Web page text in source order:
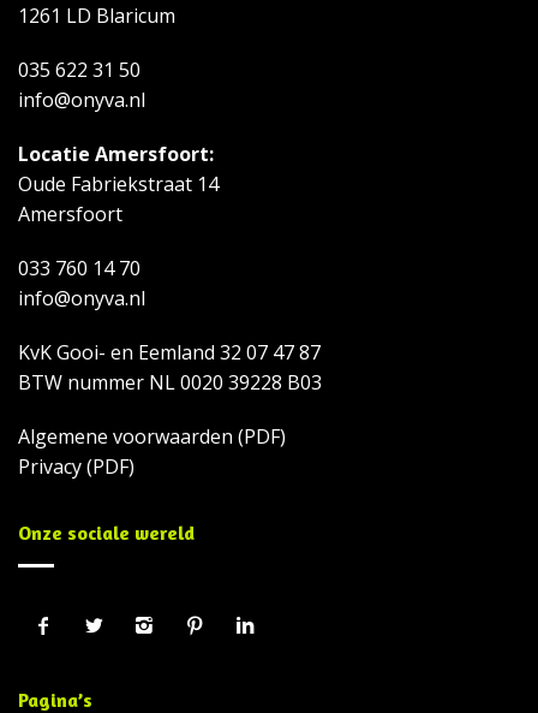
1261 LD Blaricum
035 622 31 50
info@onyva.nl
Locatie Amersfoort:
Oude Fabriekstraat 14
Amersfoort
033 760 14 70
info@onyva.nl
KvK Gooi- en Eemland 32 07 47 87
BTW nummer NL 0020 39228 B03
Algemene voorwaarden (PDF)
Privacy(PDF)
Onze sociale wereld
Pagina’s